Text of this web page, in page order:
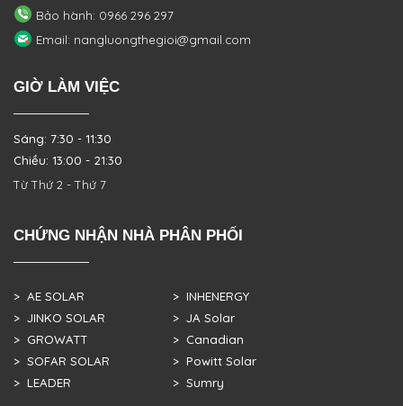
Bảo hành: 0966 296 297
Email: nangluongthegioi@gmail.com
GIỜ LÀM VIỆC
Sáng: 7:30 - 11:30
Chiều: 13:00 - 21:30
Từ Thứ 2 - Thứ 7
CHỨNG NHẬN NHÀ PHÂN PHỐI
> AE SOLAR
> JINKO SOLAR
> GROWATT
> SOFAR SOLAR
> LEADER
> INHENERGY
> JA Solar
> Canadian
> Powitt Solar
> Sumry